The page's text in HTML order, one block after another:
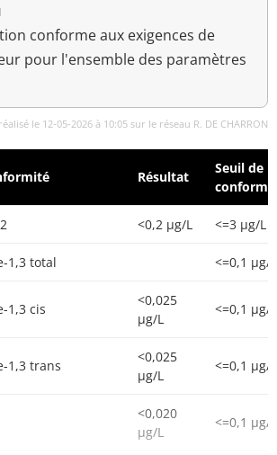
conforme aux exigences de
pour l'ensemble des paramètres
le 12-05-2026 à 10:05 sur le réseau R. DE CHARRON
Résultat
Seuil de
<0,2 µg/L <=3 µg/L
1,3 total <=0,1 µg/L
1,3 cis
<0,025
µg/L
<=0,1 µg/L
1,3 trans
<0,025
µg/L
<=0,1 µg/L
<0,020
µg/L
<=0,1 µg/L